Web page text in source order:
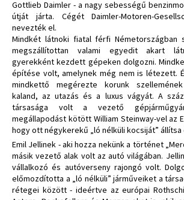
Gottlieb Daimler - a nagy sebességű
útját járta. Cégét Daimler-Motoren-
nevezték el.
Mindkét látnoki fiatal férfi Németországban
megszállítottan valami egyedit akart
gyerekként kezdett gépeken dolgozni.
építése volt, amelynek még nem is létezett.
mindkettő megérezte korunk
kaland, az utazás és a luxus vágyát. A
társasága volt a vezető
megállapodást kötött William Steinway-vel az
hogy ott négykerekű „ló nélküli kocsiját” állítsa
Emil Jellinek - aki hozza nekünk a történet
másik vezető alak volt az autó világában.
vállalkozó és autóverseny rajongó volt.
előmozdította a „ló nélküli” járműveiket a
rétegei között - ideértve az európai